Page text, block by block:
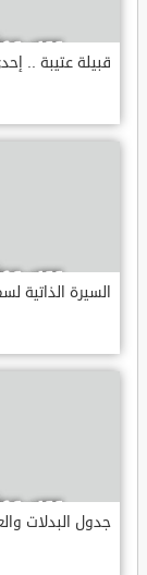
قبيلة عتيبة ..
السيرة الذاتية
جدول البدلات